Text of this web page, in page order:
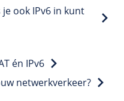
ook IPv6 in kunt
én IPv6
netwerkverkeer?